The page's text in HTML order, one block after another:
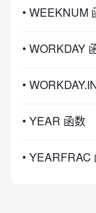
• WEEKNUM
• WORKDAY
•
• YEAR 函数
• YEARFRAC